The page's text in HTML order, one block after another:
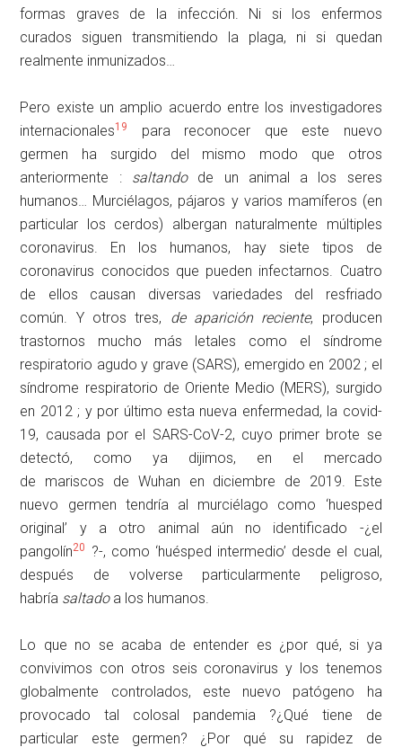
formas graves de la infección. Ni si los enfermos
curados siguen transmitiendo la plaga, ni si quedan
realmente inmunizados…
Pero existe un amplio acuerdo entre los investigadores
internacionales19
para reconocer que este nuevo
germen ha surgido del mismo modo que otros
anteriormente : saltandode un animal a los seres
humanos… Murciélagos, pájaros y varios mamíferos (en
particular los cerdos) albergan naturalmente múltiples
coronavirus. En los humanos, hay siete tipos de
coronavirus conocidos que pueden infectarnos. Cuatro
de ellos causan diversas variedades del resfriado
común. Y otros tres, de aparición reciente, producen
trastornos mucho más letales como el síndrome
respiratorio agudo y grave (SARS), emergido en 2002 ; el
síndrome respiratorio de Oriente Medio (MERS), surgido
en 2012 ; y por último esta nueva enfermedad, la covid-
19, causada por el SARS-CoV-2, cuyo primer brote se
detectó, como ya dijimos, en el mercado
de mariscos de Wuhan en diciembre de 2019. Este
nuevo germen tendría al murciélago como ‘huesped
original’ y a otro animal aún no identificado -¿el
pangolín20
?-, como ‘huésped intermedio’ desde el cual,
después de volverse particularmente peligroso,
habría saltadoa los humanos.
Lo que no se acaba de entender es ¿por qué, si ya
convivimos con otros seis coronavirus y los tenemos
globalmente controlados, este nuevo patógeno ha
provocado tal colosal pandemia ?¿Qué tiene de
particular este germen? ¿Por qué su rapidez de